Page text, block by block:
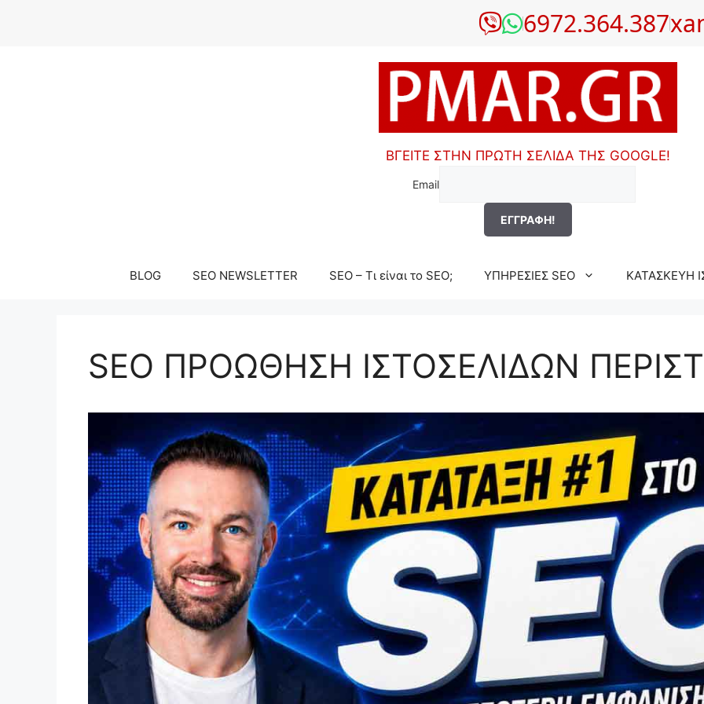
6972.364.387
ΒΓΕΙΤΕ ΣΤΗΝ ΠΡΩΤΗ ΣΕΛΙΔΑ ΤΗΣ GOOGLE!
Email
BLOG SEO NEWSLETTER SEO – Τι είναι το SEO; ΥΠΗΡΕΣΙΕΣ SEO ΚΑΤΑΣΚΕΥΗ
SEO ΠΡΟΩΘΗΣΗ ΙΣΤΟΣΕΛΙΔΩΝ